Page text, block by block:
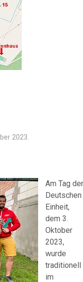
2023.
Am Tag der
Deutschen
Einheit,
dem 3.
Oktober
2023,
wurde
traditionell
im